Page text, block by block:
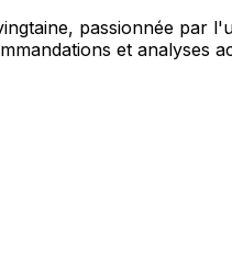
passionnée par
et analyses